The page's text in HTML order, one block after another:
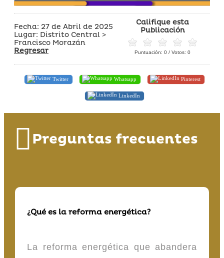
Fecha: 27 de Abril de 2025
Lugar: Distrito Central >
Francisco Morazán
Regresar
Califique esta
Publicación
Puntuación: 0 / Votos: 0
Twitter Whatsapp Pinterest
LinkedIn
Preguntas frecuentes
¿Qué es la reforma energética?
La reforma energética que abandera